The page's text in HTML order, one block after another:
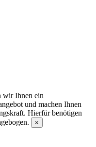
wir Ihnen ein
und machen Ihnen
Hierfür benötigen
×